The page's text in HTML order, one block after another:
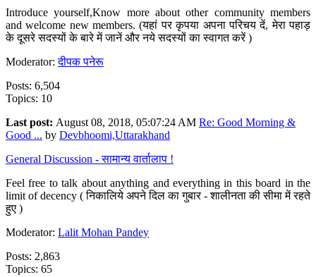
Introduce yourself,Know more about other community members
and welcome new members. (यहां पर कृपया अपना परिचय दें, मेरा पहाड़
के दूसरे सदस्यों के बारे में जानें और नये सदस्यों का स्वागत करें )
Moderator:दीपक पनेरू
Posts: 6,504
Topics: 10
Last post: August 08, 2018, 05:07:24 AM Re: Good Morning &
Good ... by Devbhoomi,Uttarakhand
General Discussion - सामान्य वार्तालाप !
Feel free to talk about anything and everything in this board in the
limit of decency ( निकालिये अपने दिल का गुबार - शालीनता की सीमा में रहते
हुए )
Moderator: Lalit Mohan Pandey
Posts: 2,863
Topics: 65